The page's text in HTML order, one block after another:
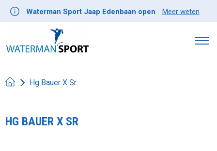
Waterman Sport Jaap Edenbaan open Meer weten
Hg Bauer X Sr
HG BAUER X SR